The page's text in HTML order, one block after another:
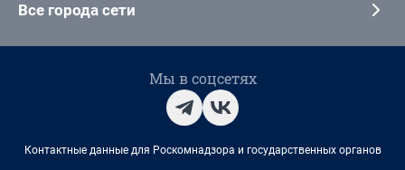
Все города сети
Мы в соцсетях
Контактные данные для Роскомнадзора и государственных органов